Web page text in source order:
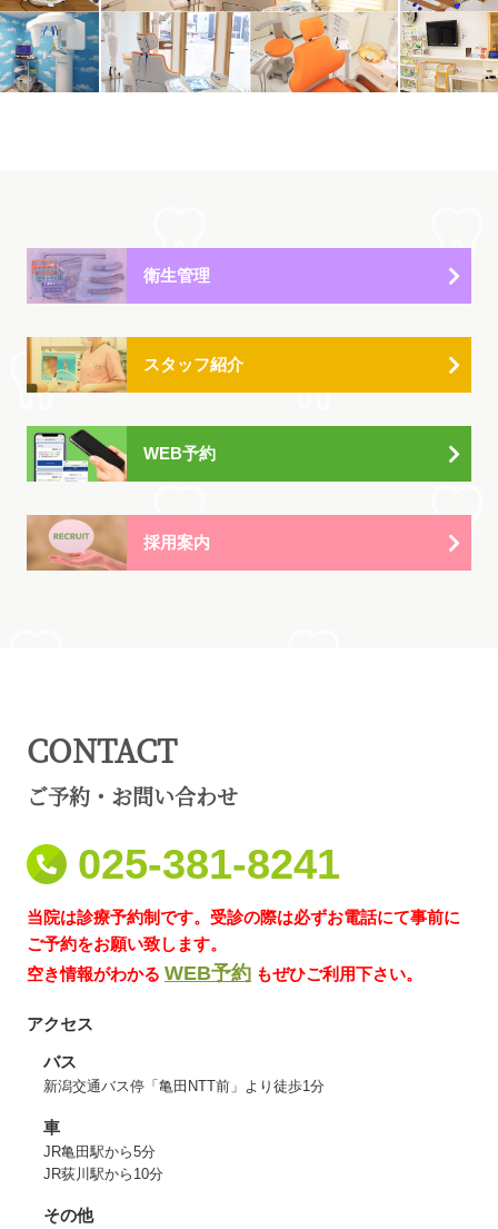
衛生管理
スタッフ紹介
WEB予約
採用案内
CONTACT
ご予約・お問い合わせ
025-381-8241
当院は診療予約制です。受診の際は必ずお電話にて事前に
ご予約をお願い致します。
空き情報がわかる WEB予約 もぜひご利用下さい。
アクセス
バス
新潟交通バス停「亀田NTT前」より徒歩1分
車
JR亀田駅から5分
JR荻川駅から10分
その他